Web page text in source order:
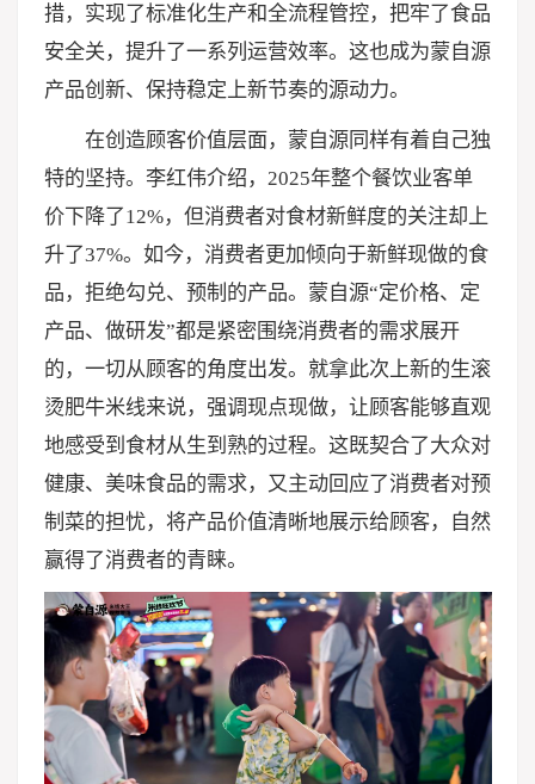
措，实现了标准化生产和全流程管控，把牢了食品
安全关，提升了一系列运营效率。这也成为蒙自源
产品创新、保持稳定上新节奏的源动力。
在创造顾客价值层面，蒙自源同样有着自己独
特的坚持。李红伟介绍，2025年整个餐饮业客单
价下降了12%，但消费者对食材新鲜度的关注却上
升了37%。如今，消费者更加倾向于新鲜现做的食
品，拒绝勾兑、预制的产品。蒙自源“定价格、定
产品、做研发”都是紧密围绕消费者的需求展开
的，一切从顾客的角度出发。就拿此次上新的生滚
烫肥牛米线来说，强调现点现做，让顾客能够直观
地感受到食材从生到熟的过程。这既契合了大众对
健康、美味食品的需求，又主动回应了消费者对预
制菜的担忧，将产品价值清晰地展示给顾客，自然
赢得了消费者的青睐。